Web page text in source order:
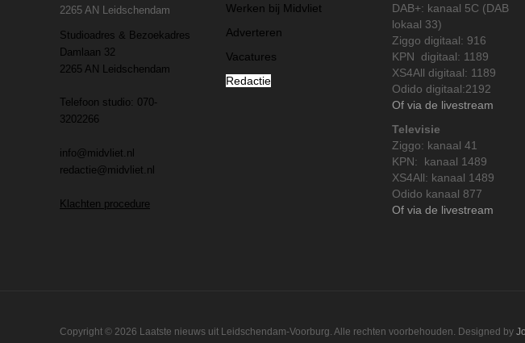
2265 AN Leidschendam
Studioadres & Bezoekadres
Damlaan 32
2265 AN Leidschendam
Telefoon studio: 070-
3202266
info@midvliet.nl
redactie@midvliet.nl
Klachten procedure
Werken bij Midvliet
Adverteren
Vacatures
Redactie
DAB+: kanaal 5C (DAB
lokaal 33)
Ziggo digitaal: 916
KPN digitaal: 1189
XS4All digitaal: 1189
Odido digitaal:2192
Of via de livestream
Televisie
Ziggo: kanaal 41
KPN: kanaal 1489
XS4All: kanaal 1489
Odido kanaal 877
Of via de livestream
Copyright © 2026 Laatste nieuws uit Leidschendam-Voorburg. Alle rechten voorbehouden. Designed by